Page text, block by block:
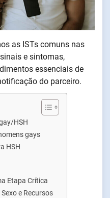
as ISTs comuns nas
e sintomas,
essenciais de
do parceiro.
HSH
gays
HSH
Etapa Crítica
e Recursos